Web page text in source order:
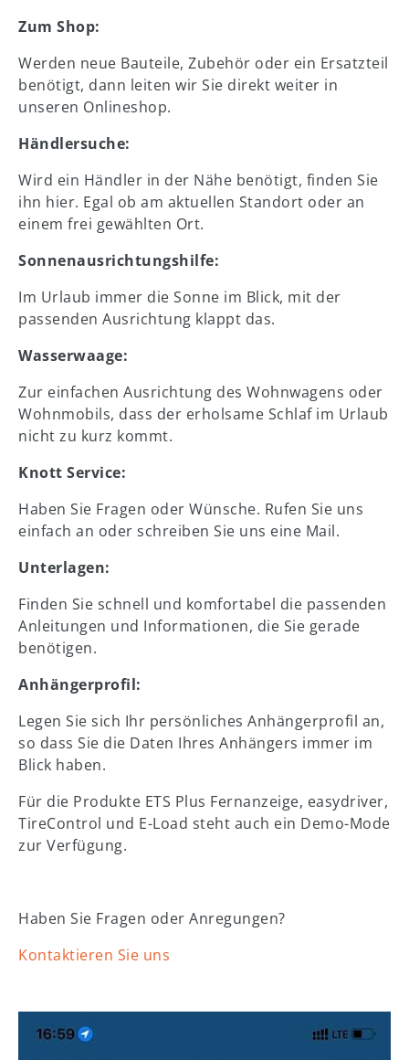
Show larger version
Zum Shop:
Werden neue Bauteile, Zubehör oder ein Ersatzteil
benötigt, dann leiten wir Sie direkt weiter in
unseren Onlineshop.
Händlersuche:
Wird ein Händler in der Nähe benötigt, finden Sie
ihn hier. Egal ob am aktuellen Standort oder an
einem frei gewählten Ort.
Sonnenausrichtungshilfe:
Im Urlaub immer die Sonne im Blick, mit der
passenden Ausrichtung klappt das.
Wasserwaage:
Zur einfachen Ausrichtung des Wohnwagens oder
Wohnmobils, dass der erholsame Schlaf im Urlaub
nicht zu kurz kommt.
Knott Service:
Haben Sie Fragen oder Wünsche. Rufen Sie uns
einfach an oder schreiben Sie uns eine Mail.
Unterlagen:
Finden Sie schnell und komfortabel die passenden
Anleitungen und Informationen, die Sie gerade
benötigen.
Anhängerprofil:
Legen Sie sich Ihr persönliches Anhängerprofil an,
so dass Sie die Daten Ihres Anhängers immer im
Blick haben.
Für die Produkte ETS Plus Fernanzeige, easydriver,
TireControl und E-Load steht auch ein Demo-Mode
zur Verfügung.
Haben Sie Fragen oder Anregungen?
Kontaktieren Sie uns